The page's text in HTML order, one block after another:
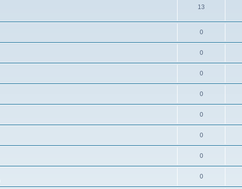
13
0
0
0
0
0
0
0
0